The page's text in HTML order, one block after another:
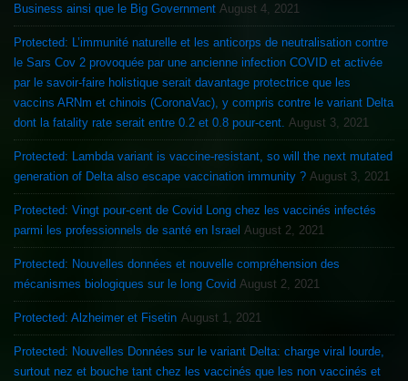
Business ainsi que le Big Government August 4, 2021
Protected: L’immunité naturelle et les anticorps de neutralisation contre
le Sars Cov 2 provoquée par une ancienne infection COVID et activée
par le savoir-faire holistique serait davantage protectrice que les
vaccins ARNm et chinois (CoronaVac), y compris contre le variant Delta
dont la fatality rate serait entre 0.2 et 0.8 pour-cent. August 3, 2021
Protected: Lambda variant is vaccine-resistant, so will the next mutated
generation of Delta also escape vaccination immunity ? August 3, 2021
Protected: Vingt pour-cent de Covid Long chez les vaccinés infectés
parmi les professionnels de santé en Israel August 2, 2021
Protected: Nouvelles données et nouvelle compréhension des
mécanismes biologiques sur le long Covid August 2, 2021
Protected: Alzheimer et Fisetin August 1, 2021
Protected: Nouvelles Données sur le variant Delta: charge viral lourde,
surtout nez et bouche tant chez les vaccinés que les non vaccinés et